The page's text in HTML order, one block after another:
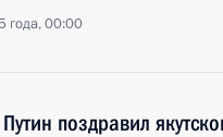
года, 00:00
поздравил